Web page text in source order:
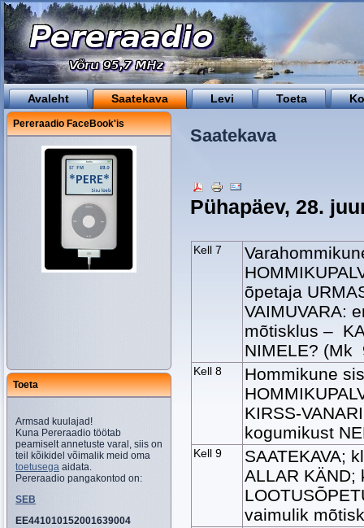
Avaleht Saatekava Levi Toeta
Pereraadio FaceBook'is
Toeta
Armsad kuulajad!
Kuna Pereraadio töötab
peamiselt annetuste varal, siis on
teil kõikidel võimalik meid oma
toetusega aidata.
Pereraadio pangakontod on:
SEB
EE441010152001639004
Saatekava
Pühapäev, 28.
Kell 7
õpetaja
VAIMUVARA:
mõtisklus –
NIMELE? (Mk
Kell 8
Hommikune
KIRSS-
kogumikust
Kell 9
SAATEKAVA;
ALLAR KÄND;
vaimulik